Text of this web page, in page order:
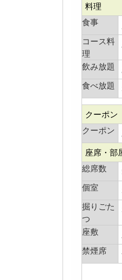
料理
食事
コース料
理
飲み放題
食べ放題
クーポン
クーポン
座席・部
総席数
個室
掘りごた
つ
座敷
禁煙席